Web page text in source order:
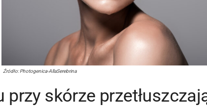
Źródło: Photogenica-AllaSerebrina
przy skórze